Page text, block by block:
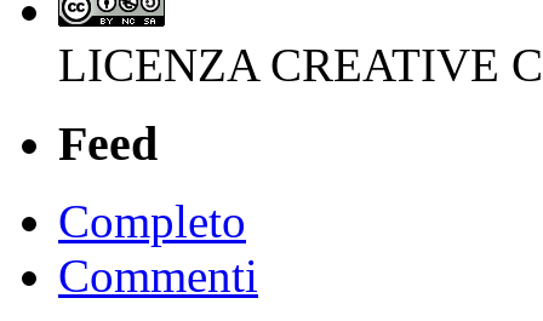
LICENZA CREATIVE
Feed
Completo
Commenti